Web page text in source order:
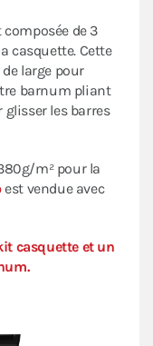
de 3
casquette. Cette
large pour
barnum pliant
les barres
m² pour la
est vendue avec
casquette et un